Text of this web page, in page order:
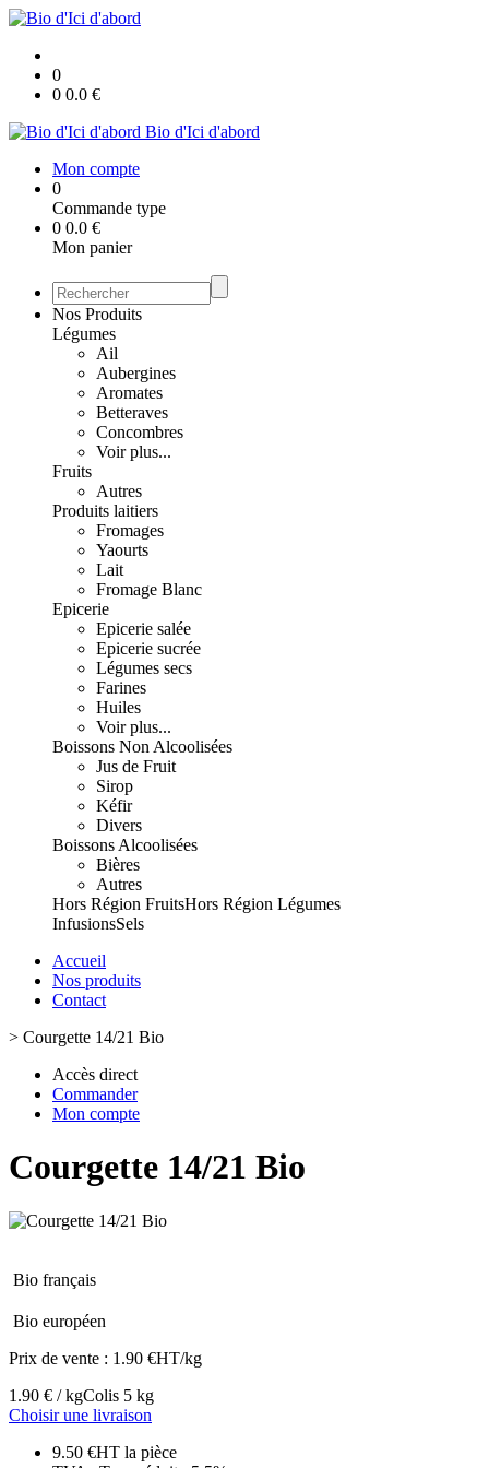
0
0 0.0 €
Bio d'Ici d'abord
Mon compte
0
Commande type
0 0.0 €
Mon panier
Nos Produits
Légumes
Ail
Aubergines
Aromates
Betteraves
Concombres
Voir plus...
Fruits
Autres
Produits laitiers
Fromages
Yaourts
Lait
Fromage Blanc
Epicerie
Epicerie salée
Epicerie sucrée
Légumes secs
Farines
Huiles
Voir plus...
Boissons Non Alcoolisées
Jus de Fruit
Sirop
Kéfir
Divers
Boissons Alcoolisées
Bières
Autres
Hors Région FruitsHors Région Légumes
InfusionsSels
Accueil
Nos produits
Contact
> Courgette 14/21 Bio
Accès direct
Commander
Mon compte
Courgette 14/21 Bio
Bio français
Bio européen
Prix de vente : 1.90 €HT/kg
1.90 € / kgColis 5 kg
Choisir une livraison
9.50 €HT la pièce